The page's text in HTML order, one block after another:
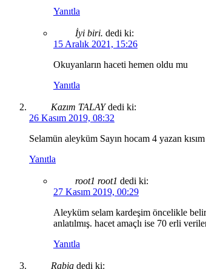
Yanıtla
İyi biri. dedi ki:
15 Aralık 2021, 15:26
Okuyanların haceti hemen oldu mu
Yanıtla
Kazım TALAY dedi ki:
26 Kasım 2019, 08:32
Selamün aleyküm Sayın hocam 4 yazan
Yanıtla
root1 root1 dedi ki:
27 Kasım 2019, 00:29
Aleyküm selam kardeşim öncelikle
anlatılmış. hacet amaçlı ise 70 erli
Yanıtla
Rabia dedi ki: